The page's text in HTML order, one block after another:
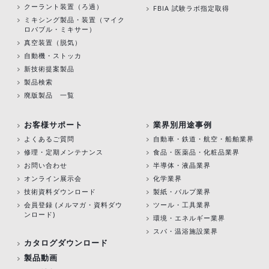
クーラント装置（ろ過）
ミキシング製品・装置（マイク
ロバブル・ミキサー）
真空装置（脱気）
自動機・ストッカ
新技術提案製品
製品検索
廃版製品 一覧
FBIA 試験ラボ指定取得
お客様サポート
よくあるご質問
修理・定期メンテナンス
お問い合わせ
オンライン展示会
技術資料ダウンロード
会員登録 (メルマガ・資料ダウ
ンロード)
カタログダウンロード
製品動画
業界別用途事例
自動車・鉄道・航空・船舶業界
食品・医薬品・化粧品業界
半導体・液晶業界
化学業界
製紙・パルプ業界
ツール・工具業界
環境・エネルギー業界
スパ・温浴施設業界